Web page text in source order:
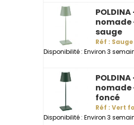
nomade
sauge
Réf :
Disponibilité : Environ 3
nomade
foncé
Réf : Vert
Disponibilité : Environ 3